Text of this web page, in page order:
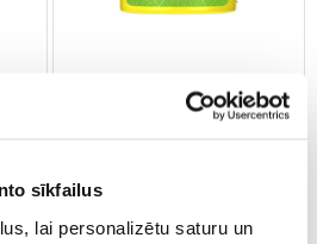
sīkfailus
lai personalizētu saturu un
Mēslojums akvārija augiem -